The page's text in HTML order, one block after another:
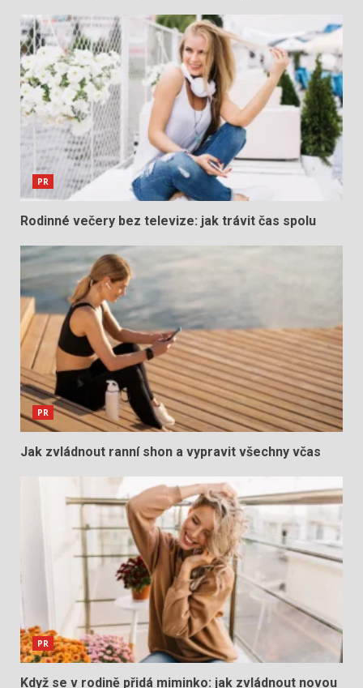
PR
Rodinné večery bez televize: jak trávit čas spolu
PR
Jak zvládnout ranní shon a vypravit všechny včas
PR
Když se v rodině přidá miminko: jak zvládnout novou